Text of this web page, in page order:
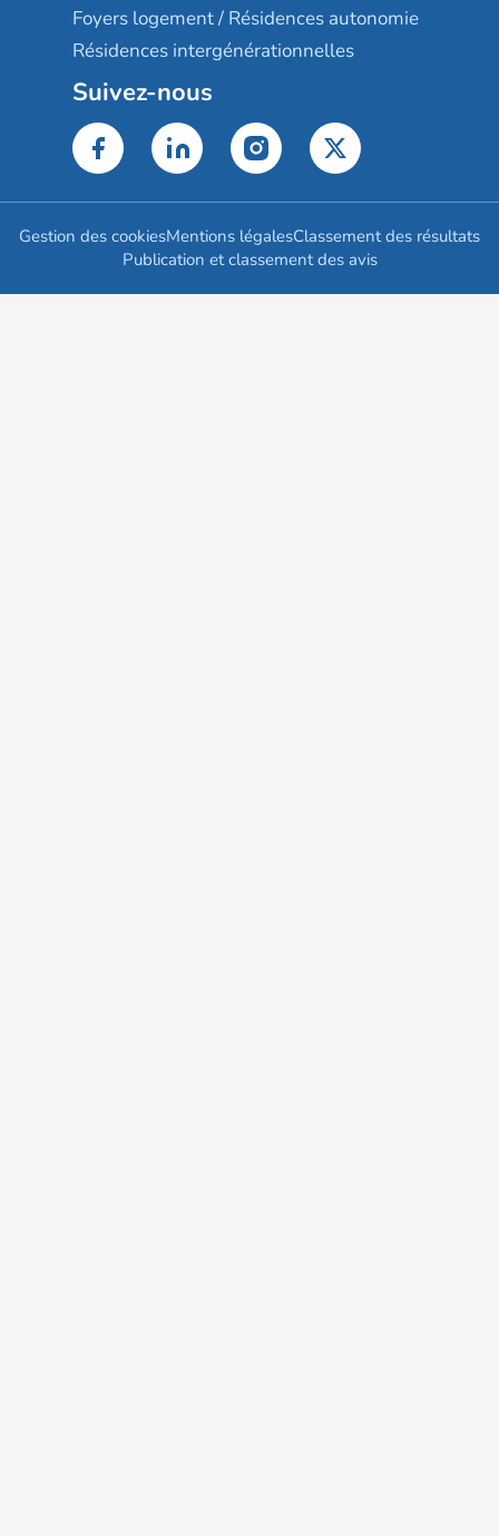
Foyers logement / Résidences autonomie
Résidences intergénérationnelles
Suivez-nous
Gestion des cookiesMentions légalesClassement des résultats
Publication et classement des avis